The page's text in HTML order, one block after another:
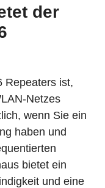
der
Repeaters ist,
Netzes
wenn Sie ein
haben und
bietet ein
und eine